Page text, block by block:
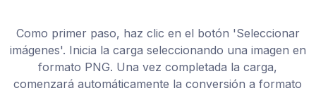
Como primer paso, haz clic en el botón 'Seleccionar
imágenes'. Inicia la carga seleccionando una imagen en
formato PNG. Una vez completada la carga,
comenzará automáticamente la conversión a formato